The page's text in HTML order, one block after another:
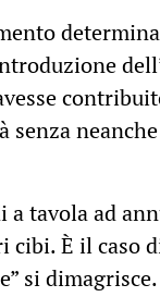
senza
a tavola ad
cibi. È il caso
si dimagrisce.